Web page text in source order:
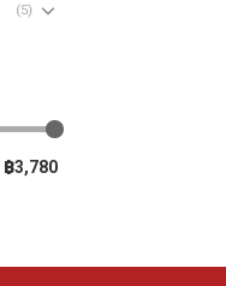
(5)
฿3,780